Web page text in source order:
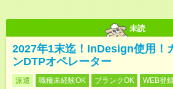
未読
2027年1末迄！InDesign使用！
ンDTPオペレーター
派遣 職種未経験OK ブランクOK WEB登